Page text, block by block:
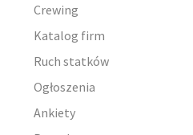
Crewing
Katalog firm
Ruch statków
Ogłoszenia
Ankiety